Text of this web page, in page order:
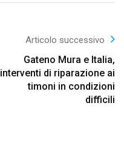
Articolo successivo
Gateno Mura e Italia,
interventi di riparazione ai
timoni in condizioni
difficili